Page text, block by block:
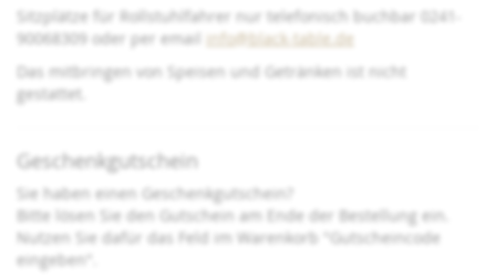
Sitzplätze für Rollstuhlfahrer nur telefonisch buchbar 0241-
90068309 oder per email info@black-table.de
Das mitbringen von Speisen und Getränken ist nicht
gestattet.
Geschenkgutschein
Sie haben einen Geschenkgutschein?
Bitte lösen Sie den Gutschein am Ende der Bestellung ein.
Nutzen Sie dafür das Feld im Warenkorb "Gutscheincode
eingeben".